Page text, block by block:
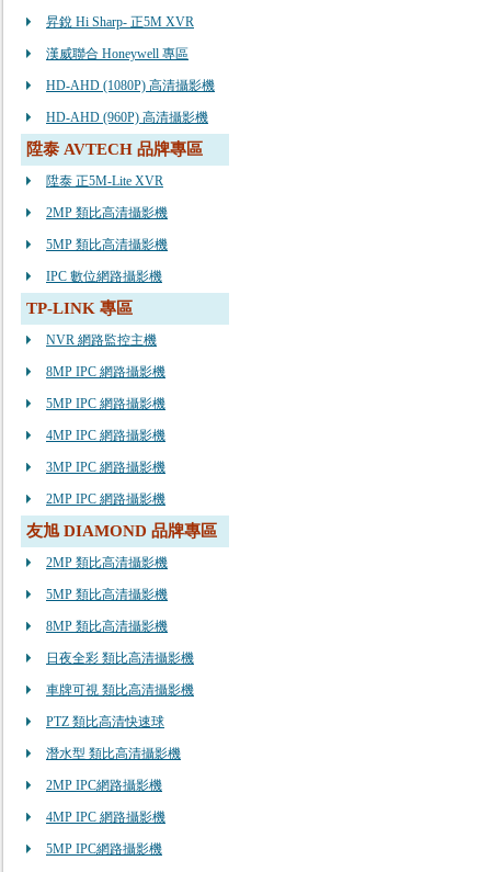
昇銳 Hi Sharp- 正5M XVR
漢威聯合 Honeywell 專區
HD-AHD (1080P) 高清攝影機
HD-AHD (960P) 高清攝影機
陞泰 AVTECH 品牌專區
陞泰 正5M-Lite XVR
2MP 類比高清攝影機
5MP 類比高清攝影機
IPC 數位網路攝影機
TP-LINK 專區
NVR 網路監控主機
8MP IPC 網路攝影機
5MP IPC 網路攝影機
4MP IPC 網路攝影機
3MP IPC 網路攝影機
2MP IPC 網路攝影機
友旭 DIAMOND 品牌專區
2MP 類比高清攝影機
5MP 類比高清攝影機
8MP 類比高清攝影機
日夜全彩 類比高清攝影機
車牌可視 類比高清攝影機
PTZ 類比高清快速球
潛水型 類比高清攝影機
2MP IPC網路攝影機
4MP IPC 網路攝影機
5MP IPC網路攝影機